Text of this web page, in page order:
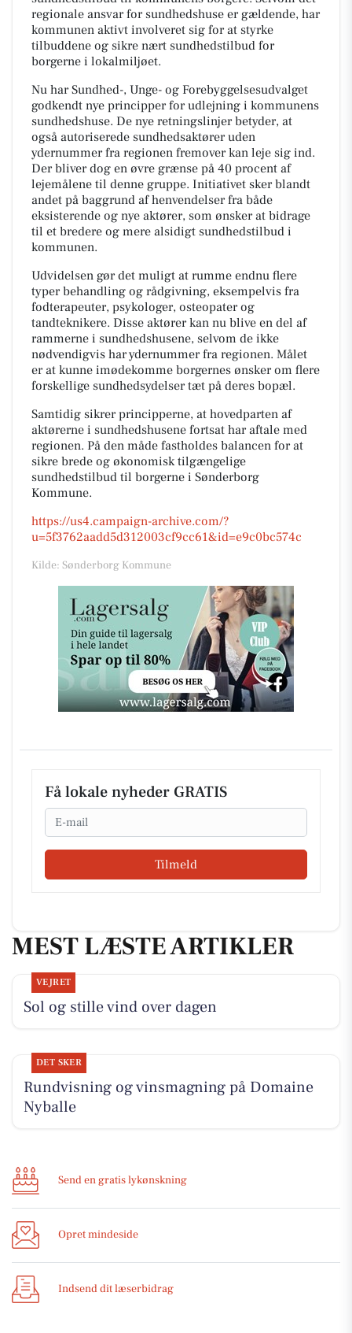
regionale ansvar for sundhedshuse er gældende, har
kommunen aktivt involveret sig for at styrke
tilbuddene og sikre nært sundhedstilbud for
borgerne i lokalmiljøet.
Nu har Sundhed-, Unge- og Forebyggelsesudvalget
godkendt nye principper for udlejning i kommunens
sundhedshuse. De nye retningslinjer betyder, at
også autoriserede sundhedsaktører uden
ydernummer fra regionen fremover kan leje sig ind.
Der bliver dog en øvre grænse på 40 procent af
lejemålene til denne gruppe. Initiativet sker blandt
andet på baggrund af henvendelser fra både
eksisterende og nye aktører, som ønsker at bidrage
til et bredere og mere alsidigt sundhedstilbud i
kommunen.
Udvidelsen gør det muligt at rumme endnu flere
typer behandling og rådgivning, eksempelvis fra
fodterapeuter, psykologer, osteopater og
tandteknikere. Disse aktører kan nu blive en del af
rammerne i sundhedshusene, selvom de ikke
nødvendigvis har ydernummer fra regionen. Målet
er at kunne imødekomme borgernes ønsker om flere
forskellige sundhedsydelser tæt på deres bopæl.
Samtidig sikrer principperne, at hovedparten af
aktørerne i sundhedshusene fortsat har aftale med
regionen. På den måde fastholdes balancen for at
sikre brede og økonomisk tilgængelige
sundhedstilbud til borgerne i Sønderborg
Kommune.
https://us4.campaign-archive.com/?
u=5f3762aadd5d312003cf9cc61&id=e9c0bc574c
Kilde: Sønderborg Kommune
Få lokale nyheder GRATIS
Email
Tilmeld
MEST LÆSTE ARTIKLER
VEJRET
Sol og stille vind over dagen
DET SKER
Rundvisning og vinsmagning på Domaine
Nyballe
Send en gratis lykønskning
Opret mindeside
Indsend dit læserbidrag